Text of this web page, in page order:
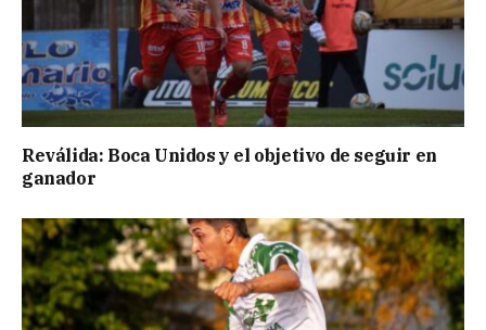
Reválida: Boca Unidos y el objetivo de seguir en
ganador